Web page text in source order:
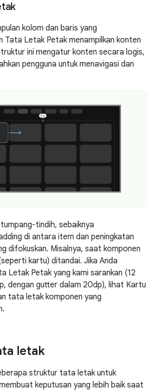
kolom dan baris yang
Tata Letak Petak menampilkan konten
ini mengatur konten secara logis,
pengguna untuk menavigasi dan
tindih, sebaiknya
di antara item dan peningkatan
difokuskan. Misalnya, saat komponen
kartu) ditandai. Jika Anda
Letak Petak yang kami sarankan (12
dengan gutter dalam 20dp), lihat Kartu
tata letak komponen yang
letak
struktur tata letak untuk
keputusan yang lebih baik saat